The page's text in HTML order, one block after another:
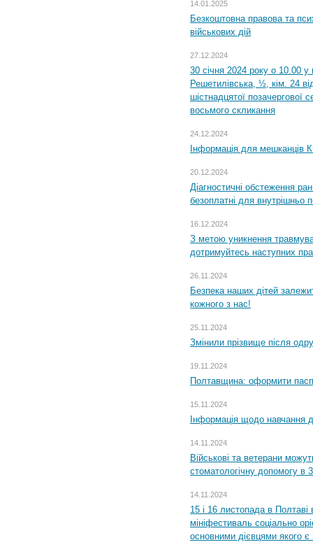
14.01.2025
Безкоштовна правова та
військових дій
27.12.2024
30 січня 2024 року о 10.00 у
Решетилівська, ½, кім. 24
шістнадцятої позачергової
восьмого скликання
24.12.2024
Інформація для мешканців
20.12.2024
Діагностичні обстеження
безоплатні для внутрішньо
16.12.2024
З метою уникнення
дотримуйтесь наступних
26.11.2024
Безпека наших дітей
кожного з нас!
25.11.2024
Змінили прізвище після
19.11.2024
Полтавщина: оформити
15.11.2024
Інформація щодо навчання
14.11.2024
Військові та ветерани
стоматологічну допомогу в
14.11.2024
15 і 16 листопада в
мініфестиваль соціально
основними дієвцями якого є